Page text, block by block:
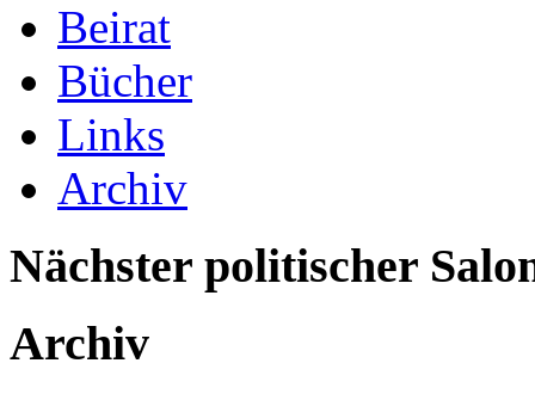
Beirat
Bücher
Links
Archiv
Nächster politischer
Archiv